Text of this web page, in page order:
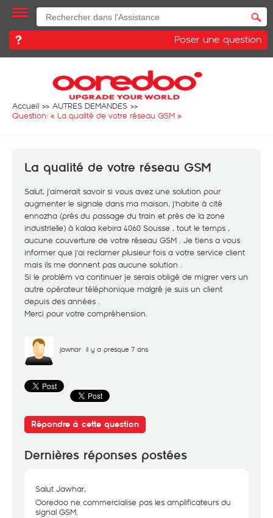
Poser une question
Accueil
AUTRES DEMANDES
Question: « La qualité de votre réseau GSM »
La qualité de votre réseau GSM
Salut, j'aimerait savoir si vous avez une solution pour
augmenter le signale dans ma maison, j'habite à cité
ennozha (prés du passage du train et prés de la zone
industrielle) à kalaa kebira 4060 Sousse , tout le temps ,
aucune couverture de votre réseau GSM . Je tiens a vous
informer que j'ai reclamer plusieur fois a votre service client
mais ils me donnent pas aucune solution .
Si le problém va continuer je serais obligé de migrer vers un
autre opérateur téléphonique malgré je suis un client
depuis des années .
Merci pour votre compréhension.
jawhar il y a presque 7 ans
Répondre à cette question
Dernières réponses postées
Salut Jawhar,
Ooredoo ne commercialise pas les amplificateurs du
signal GSM.